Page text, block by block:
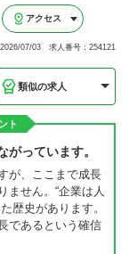
アクセス
07/03 求人番号：254121
類似の求人
ト
っています。
が、ここまで成長
ません。“企業は人
歴史があります。
であるという確信